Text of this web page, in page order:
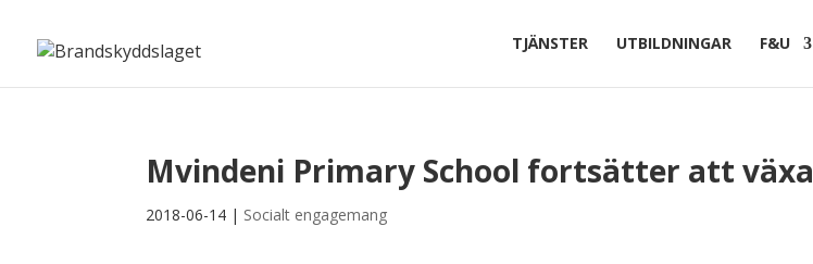
TJÄNSTER UTBILDNINGAR F&U
Mvindeni Primary School fortsätter att växa
2018-06-14 | Socialt engagemang